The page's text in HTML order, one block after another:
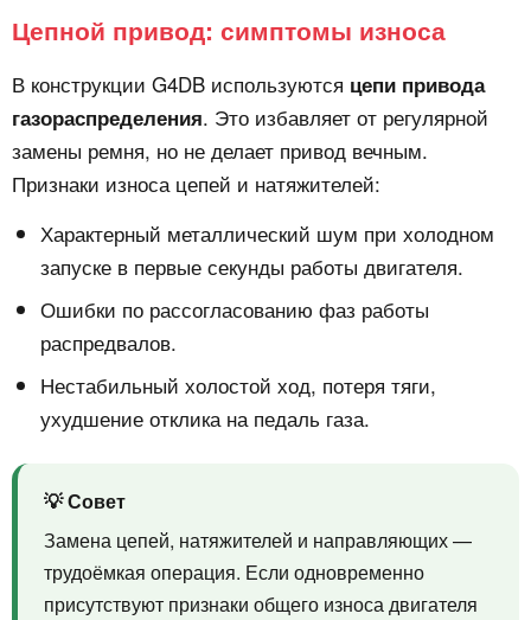
Цепной привод: симптомы износа
В конструкции G4DB используются цепи привода
газораспределения. Это избавляет от регулярной
замены ремня, но не делает привод вечным.
Признаки износа цепей и натяжителей:
Характерный металлический шум при холодном
запуске в первые секунды работы двигателя.
Ошибки по рассогласованию фаз работы
распредвалов.
Нестабильный холостой ход, потеря тяги,
ухудшение отклика на педаль газа.
💡 Совет
Замена цепей, натяжителей и направляющих —
трудоёмкая операция. Если одновременно
присутствуют признаки общего износа двигателя